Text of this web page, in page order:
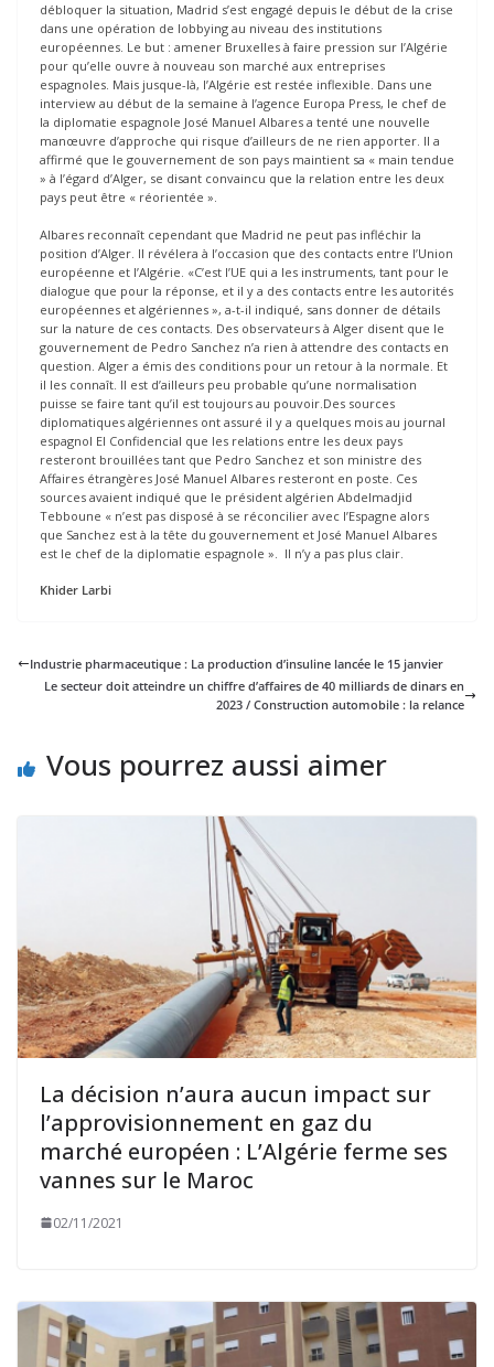
débloquer la situation, Madrid s’est engagé depuis le début de la crise
dans une opération de lobbying au niveau des institutions
européennes. Le but : amener Bruxelles à faire pression sur l’Algérie
pour qu’elle ouvre à nouveau son marché aux entreprises
espagnoles. Mais jusque-là, l’Algérie est restée inflexible. Dans une
interview au début de la semaine à l’agence Europa Press, le chef de
la diplomatie espagnole José Manuel Albares a tenté une nouvelle
manœuvre d’approche qui risque d’ailleurs de ne rien apporter. Il a
affirmé que le gouvernement de son pays maintient sa « main tendue
» à l’égard d’Alger, se disant convaincu que la relation entre les deux
pays peut être « réorientée ».
Albares reconnaît cependant que Madrid ne peut pas infléchir la
position d’Alger. Il révélera à l’occasion que des contacts entre l’Union
européenne et l’Algérie. «C’est l’UE qui a les instruments, tant pour le
dialogue que pour la réponse, et il y a des contacts entre les autorités
européennes et algériennes », a-t-il indiqué, sans donner de détails
sur la nature de ces contacts. Des observateurs à Alger disent que le
gouvernement de Pedro Sanchez n’a rien à attendre des contacts en
question. Alger a émis des conditions pour un retour à la normale. Et
il les connaît. Il est d’ailleurs peu probable qu’une normalisation
puisse se faire tant qu’il est toujours au pouvoir.Des sources
diplomatiques algériennes ont assuré il y a quelques mois au journal
espagnol El Confidencial que les relations entre les deux pays
resteront brouillées tant que Pedro Sanchez et son ministre des
Affaires étrangères José Manuel Albares resteront en poste. Ces
sources avaient indiqué que le président algérien Abdelmadjid
Tebboune « n’est pas disposé à se réconcilier avec l’Espagne alors
que Sanchez est à la tête du gouvernement et José Manuel Albares
est le chef de la diplomatie espagnole ». Il n’y a pas plus clair.
Khider Larbi
Industrie pharmaceutique : La production d’insuline lancée le 15 janvier
Le secteur doit atteindre un chiffre d’affaires de 40 milliards de dinars en
2023 / Construction automobile : la relance
Vous pourrez aussi aimer
La décision n’aura aucun impact sur
l’approvisionnement en gaz du
marché européen : L’Algérie ferme ses
vannes sur le Maroc
02/11/2021